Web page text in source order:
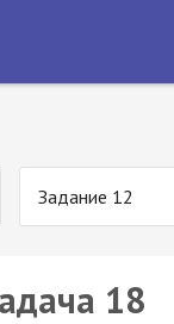
Задание 12
18